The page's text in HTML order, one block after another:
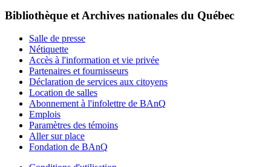
Bibliothèque et Archives nationales du Québec
Salle de presse
Nétiquette
Accès à l'information et vie privée
Partenaires et fournisseurs
Déclaration de services aux citoyens
Location de salles
Abonnement à l'infolettre de BAnQ
Emplois
Paramètres des témoins
Aller sur place
Fondation de BAnQ